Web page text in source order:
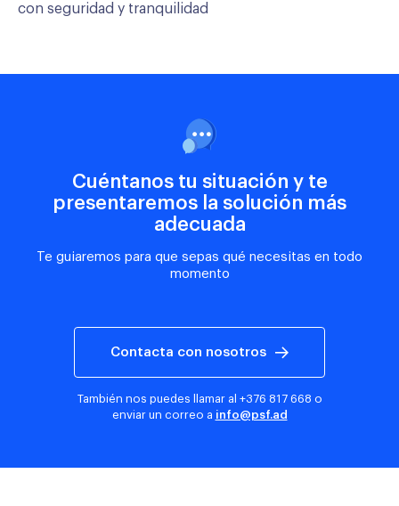
con seguridad y tranquilidad
Cuéntanos tu situación y te
presentaremos la solución más
adecuada
Te guiaremos para que sepas qué necesitas en todo
momento
Contacta con nosotros
También nos puedes llamar al +376 817 668 o
enviar un correo a info@psf.ad